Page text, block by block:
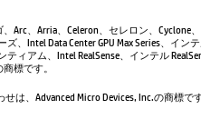
Arc、Arria、Celeron、セレロン、Cyclone
、Intel Data Center GPU Max Series、イ
ティアム、Intel RealSense、インテル
標です。
は、Advanced Micro Devices, Inc.の商標です